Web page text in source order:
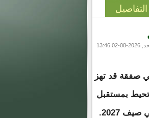
التفاصيل
08-02 13:46
صفقة قد تهز
تحيط بمستقبل
2027.